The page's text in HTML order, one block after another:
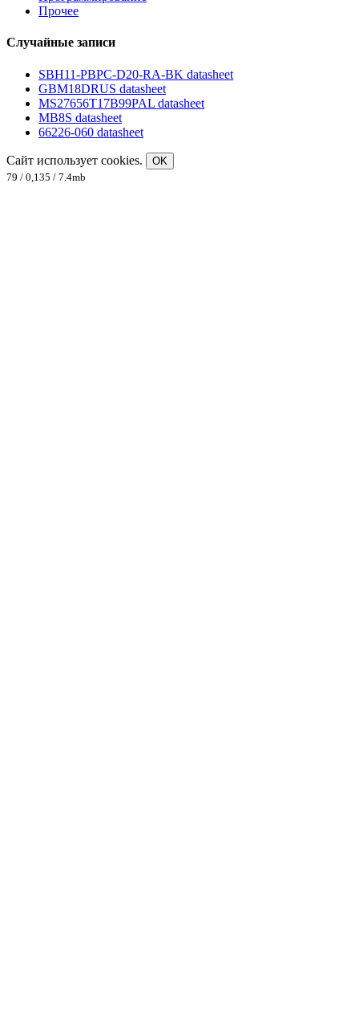
Прочее
Случайные записи
SBH11-PBPC-D20-RA-BK datasheet
GBM18DRUS datasheet
MS27656T17B99PAL datasheet
MB8S datasheet
66226-060 datasheet
Сайт использует cookies.
OK
79 / 0,135 / 7.4mb